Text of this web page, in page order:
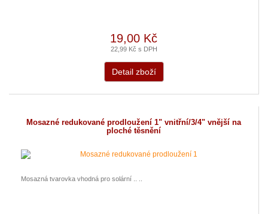
19,00 Kč
22,99 Kč s DPH
Detail zboží
Mosazné redukované prodloužení 1" vnitřní/3/4" vnější na
ploché těsnění
Mosazná tvarovka vhodná pro solární .. ..